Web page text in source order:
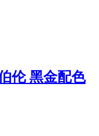
伦 黑金配色